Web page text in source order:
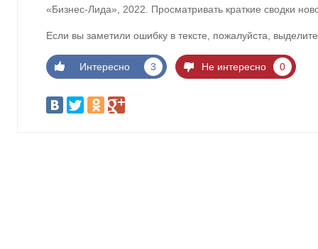
«Бизнес-Лида», 2022. Просматривать краткие сводки
Если вы заметили ошибку в тексте, пожалуйста,
Интересно 3 Не интересно 0